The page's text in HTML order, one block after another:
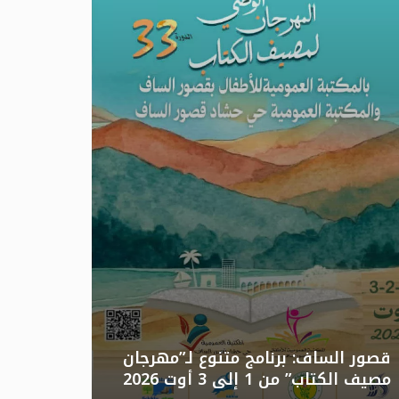
قصور الساف: برنامج متنوع لـ”مهرجان
مصيف الكتاب” من 1 إلى 3 أوت 2026